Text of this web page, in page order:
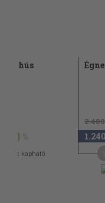
hús
50
pont kapható
1.240